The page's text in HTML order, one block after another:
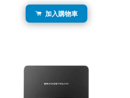
加入購物車